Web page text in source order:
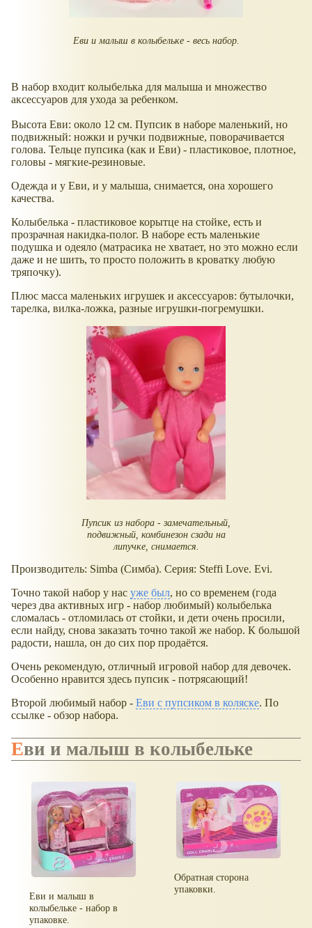
Еви и малыш в колыбельке - весь набор.
В набор входит колыбелька для малыша и множество
аксессуаров для ухода за ребенком.
Высота Еви: около 12 см. Пупсик в наборе маленький, но
подвижный: ножки и ручки подвижные, поворачивается
голова. Тельце пупсика (как и Еви) - пластиковое, плотное,
головы - мягкие-резиновые.
Одежда и у Еви, и у малыша, снимается, она хорошего
качества.
Колыбелька - пластиковое корытце на стойке, есть и
прозрачная накидка-полог. В наборе есть маленькие
подушка и одеяло (матрасика не хватает, но это можно если
даже и не шить, то просто положить в кроватку любую
тряпочку).
Плюс масса маленьких игрушек и аксессуаров: бутылочки,
тарелка, вилка-ложка, разные игрушки-погремушки.
Пупсик из набора - замечательный,
подвижный, комбинезон сзади на
липучке, снимается.
Производитель: Simba (Симба). Серия: Steffi Love. Evi.
Точно такой набор у нас уже был, но со временем (года
через два активных игр - набор любимый) колыбелька
сломалась - отломилась от стойки, и дети очень просили,
если найду, снова заказать точно такой же набор. К большой
радости, нашла, он до сих пор продаётся.
Очень рекомендую, отличный игровой набор для девочек.
Особенно нравится здесь пупсик - потрясающий!
Второй любимый набор - Еви с пупсиком в коляске. По
ссылке - обзор набора.
Еви и малыш в колыбельке
Еви и малыш в
колыбельке - набор в
упаковке.
Обратная сторона
упаковки.